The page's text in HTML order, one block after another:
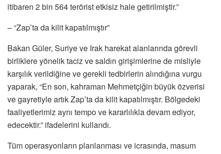
itibaren 2 bin 564 terörist etkisiz hale getirilmiştir.”
– “Zap’ta da kilit kapatılmıştır”
Bakan Güler, Suriye ve Irak harekat alanlarında görevli
birliklere yönelik taciz ve saldırı girişimlerine de misliyle
karşılık verildiğine ve gerekli tedbirlerin alındığına vurgu
yaparak, “En son, kahraman Mehmetçiğin büyük özverisi
ve gayretiyle artık Zap’ta da kilit kapatılmıştır. Bölgedeki
faaliyetlerimiz aynı tempo ve kararlılıkla devam ediyor,
edecektir.” ifadelerini kullandı.
Tüm operasyonların planlanması ve icrasında, masum